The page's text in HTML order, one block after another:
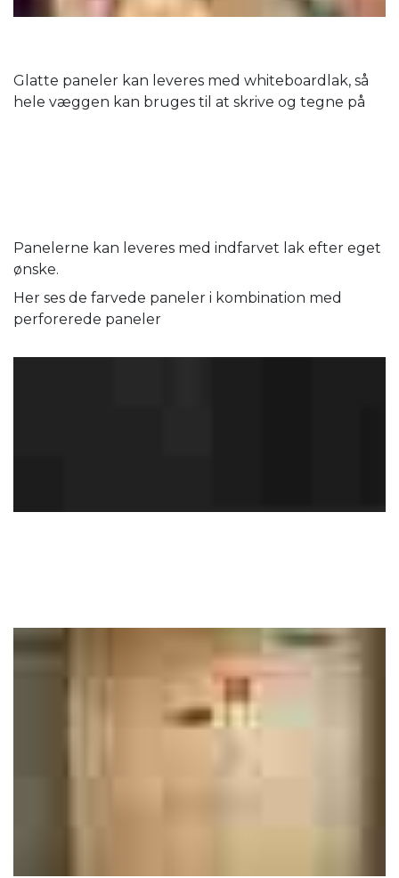
Glatte paneler kan leveres med whiteboardlak, så
hele væggen kan bruges til at skrive og tegne på
Panelerne kan leveres med indfarvet lak efter eget
ønske.
Her ses de farvede paneler i kombination med
perforerede paneler